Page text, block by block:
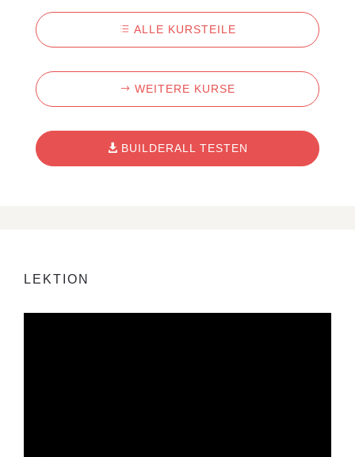
ALLE KURSTEILE
WEITERE KURSE
BUILDERALL TESTEN
LEKTION